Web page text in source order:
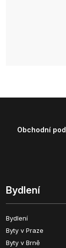
Bydlení
Bydlení
Byty v Praze
Byty v Brně
Obchodní